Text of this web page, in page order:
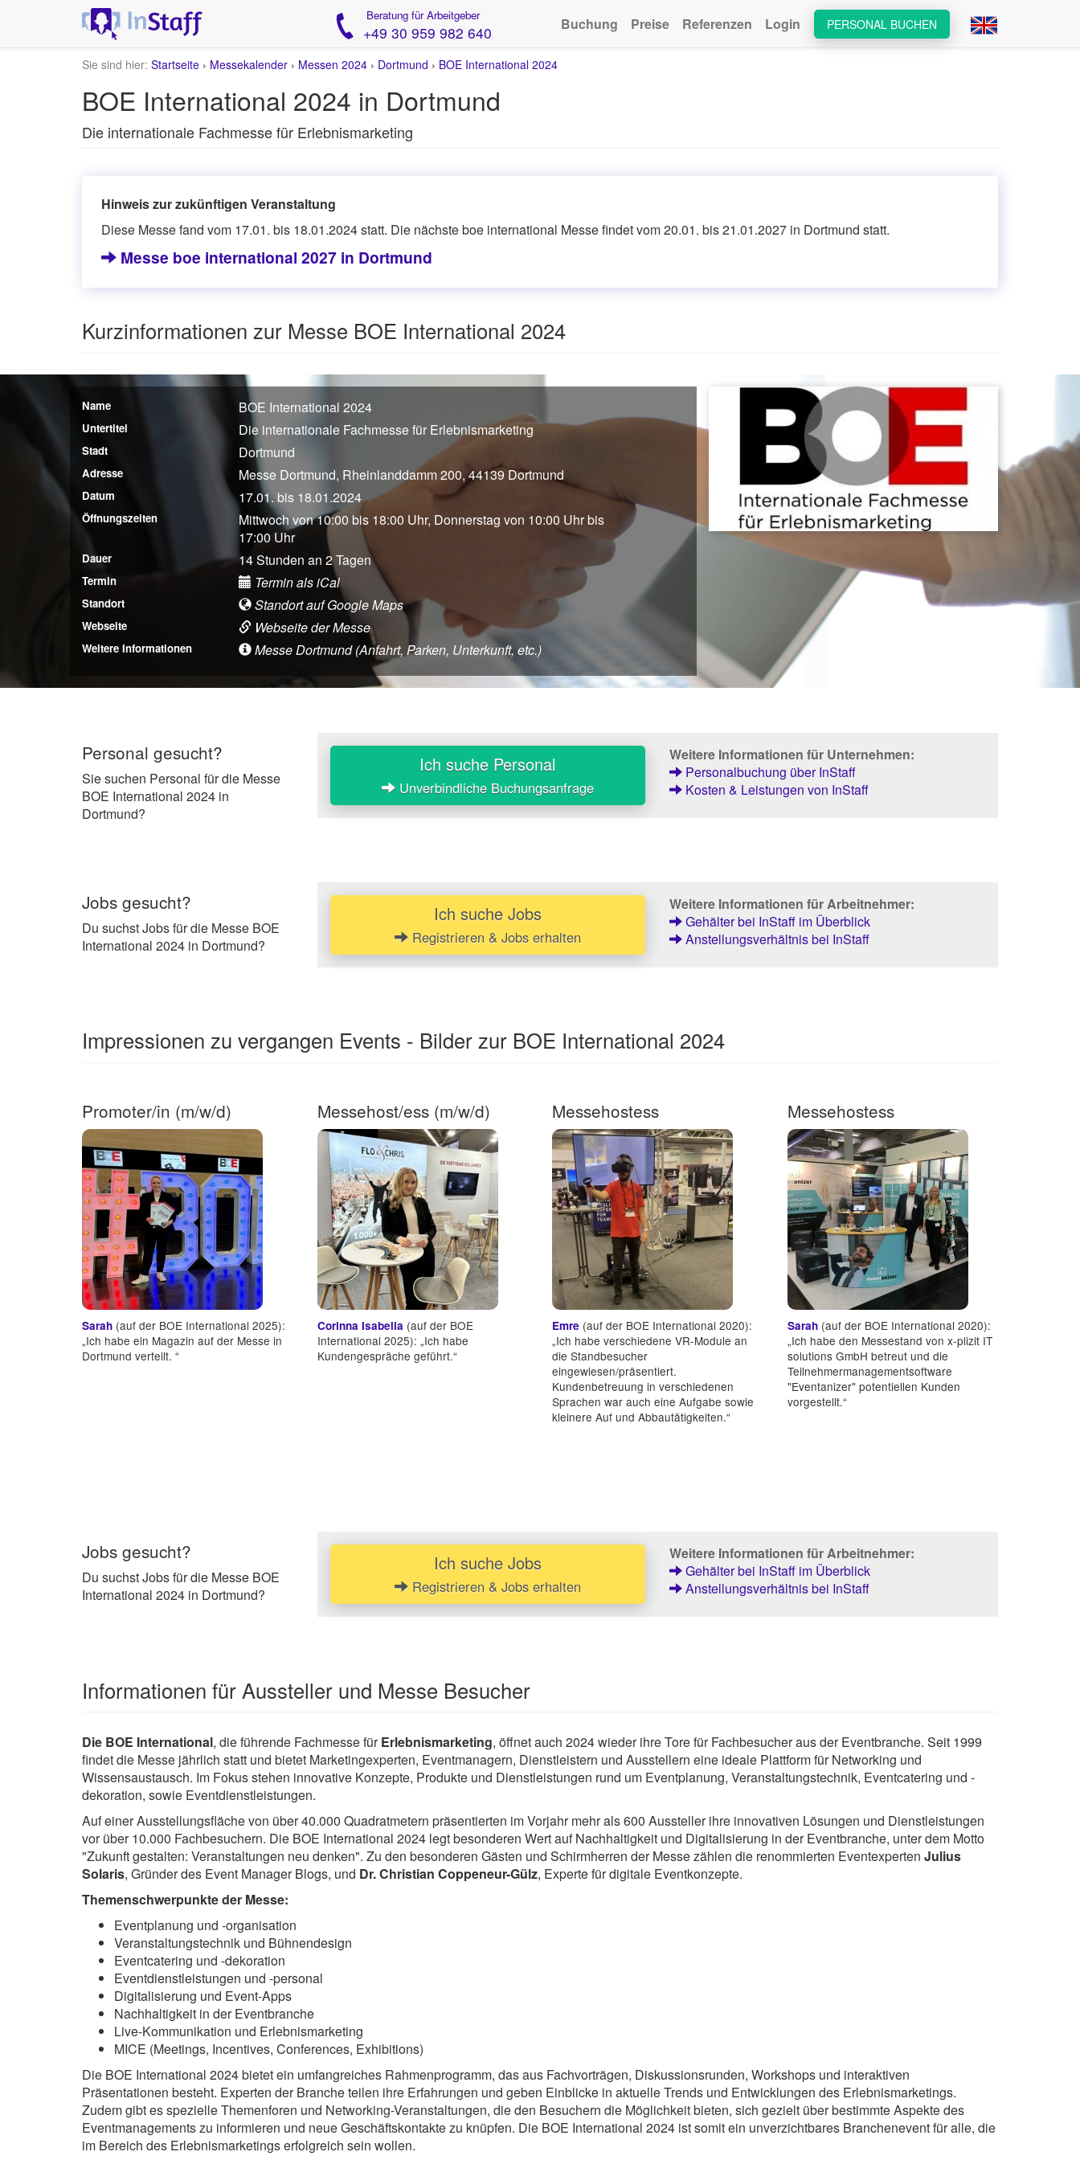
Beratung für Arbeitgeber
+49 30 959 982 640 PERSONAL BUCHEN
Buchung Preise Referenzen Login
Sie sind hier: Startseite › Messekalender › Messen 2024 › Dortmund › BOE International 2024
BOE International 2024 in Dortmund
Die internationale Fachmesse für Erlebnismarketing
Hinweis zur zukünftigen Veranstaltung
Diese Messe fand vom 17.01. bis 18.01.2024 statt. Die nächste boe international Messe findet vom 20.01. bis 21.01.2027 in Dortmund statt.
Messe boe international 2027 in Dortmund
Kurzinformationen zur Messe BOE International 2024
Name BOE International 2024
Untertitel Die internationale Fachmesse für Erlebnismarketing
Stadt Dortmund
Adresse Messe Dortmund, Rheinlanddamm 200, 44139 Dortmund
Datum 17.01. bis 18.01.2024
Öffnungszeiten
Mittwoch von 10:00 bis 18:00 Uhr, Donnerstag von 10:00 Uhr bis
17:00 Uhr
Dauer 14 Stunden an 2 Tagen
Termin Termin als iCal
Standort Standort auf Google Maps
Webseite Webseite der Messe
Weitere Informationen Messe Dortmund (Anfahrt, Parken, Unterkunft, etc.)
Personal gesucht?
Sie suchen Personal für die Messe
BOE International 2024 in
Dortmund?
Ich suche Personal
Unverbindliche Buchungsanfrage
Weitere Informationen für Unternehmen:
Personalbuchung über InStaff
Kosten & Leistungen von InStaff
Jobs gesucht?
Du suchst Jobs für die Messe BOE
International 2024 in Dortmund?
Ich suche Jobs
Registrieren & Jobs erhalten
Weitere Informationen für Arbeitnehmer:
Gehälter bei InStaff im Überblick
Anstellungsverhältnis bei InStaff
Impressionen zu vergangen Events - Bilder zur BOE International 2024
Promoter/in (m/w/d)
Sarah (auf der BOE International 2025):
„Ich habe ein Magazin auf der Messe in
Dortmund verteilt. “
Messehost/ess (m/w/d)
Corinna Isabella (auf der BOE
International 2025): „Ich habe
Kundengespräche geführt.“
Messehostess
Emre (auf der BOE International 2020):
„Ich habe verschiedene VR-Module an
die Standbesucher
eingewiesen/präsentiert.
Kundenbetreuung in verschiedenen
Sprachen war auch eine Aufgabe sowie
kleinere Auf und Abbautätigkeiten.“
Messehostess
Sarah(auf der BOE International 2020):
„Ich habe den Messestand von x-plizit IT
solutions GmbH betreut und die
Teilnehmermanagementsoftware
"Eventanizer" potentiellen Kunden
vorgestellt.“
Jobs gesucht?
Du suchst Jobs für die Messe BOE
International 2024 in Dortmund?
Ich suche Jobs
Registrieren & Jobs erhalten
Weitere Informationen für Arbeitnehmer:
Gehälter bei InStaff im Überblick
Anstellungsverhältnis bei InStaff
Informationen für Aussteller und Messe Besucher
Die BOE International, die führende Fachmesse fürErlebnismarketing, öffnet auch 2024 wieder ihre Tore für Fachbesucher aus der Eventbranche. Seit 1999
findet die Messe jährlich statt und bietet Marketingexperten, Eventmanagern, Dienstleistern und Ausstellern eine ideale Plattform für Networking und
Wissensaustausch. Im Fokus stehen innovative Konzepte, Produkte und Dienstleistungen rund um Eventplanung, Veranstaltungstechnik, Eventcatering und -
dekoration, sowie Eventdienstleistungen.
Auf einer Ausstellungsfläche von über 40.000 Quadratmetern präsentierten im Vorjahr mehr als 600 Aussteller ihre innovativen Lösungen und Dienstleistungen
vor über 10.000 Fachbesuchern. Die BOE International 2024 legt besonderen Wert auf Nachhaltigkeit und Digitalisierung in der Eventbranche, unter dem Motto
"Zukunft gestalten: Veranstaltungen neu denken". Zu den besonderen Gästen und Schirmherren der Messe zählen die renommierten Eventexperten Julius
Solaris, Gründer des Event Manager Blogs, und Dr. Christian Coppeneur-Gülz, Experte für digitale Eventkonzepte.
Themenschwerpunkte der Messe:
Eventplanung und -organisation
Veranstaltungstechnik und Bühnendesign
Eventcatering und -dekoration
Eventdienstleistungen und -personal
Digitalisierung und Event-Apps
Nachhaltigkeit in der Eventbranche
Live-Kommunikation und Erlebnismarketing
MICE (Meetings, Incentives, Conferences, Exhibitions)
Die BOE International 2024 bietet ein umfangreiches Rahmenprogramm, das aus Fachvorträgen, Diskussionsrunden, Workshops und interaktiven
Präsentationen besteht. Experten der Branche teilen ihre Erfahrungen und geben Einblicke in aktuelle Trends und Entwicklungen des Erlebnismarketings.
Zudem gibt es spezielle Themenforen und Networking-Veranstaltungen, die den Besuchern die Möglichkeit bieten, sich gezielt über bestimmte Aspekte des
Eventmanagements zu informieren und neue Geschäftskontakte zu knüpfen. Die BOE International 2024 ist somit ein unverzichtbares Branchenevent für alle, die
im Bereich des Erlebnismarketings erfolgreich sein wollen.